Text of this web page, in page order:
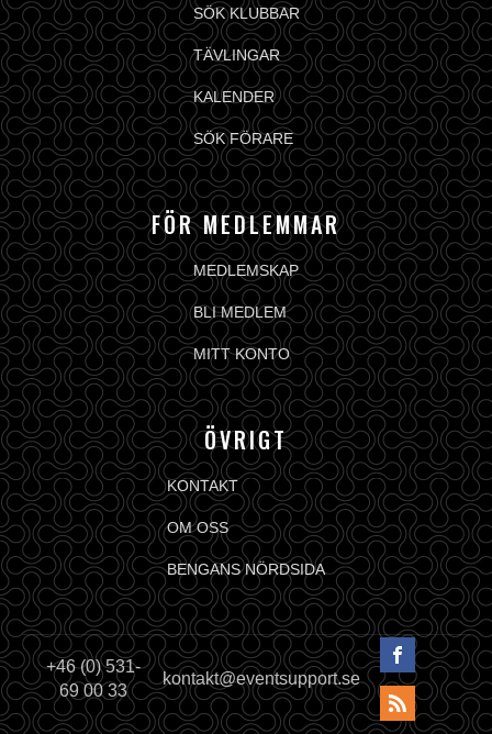
SÖK KLUBBAR
TÄVLINGAR
KALENDER
SÖK FÖRARE
FÖR MEDLEMMAR
MEDLEMSKAP
BLI MEDLEM
MITT KONTO
ÖVRIGT
KONTAKT
OM OSS
BENGANS NÖRDSIDA
+46 (0) 531-
69 00 33
kontakt@eventsupport.se